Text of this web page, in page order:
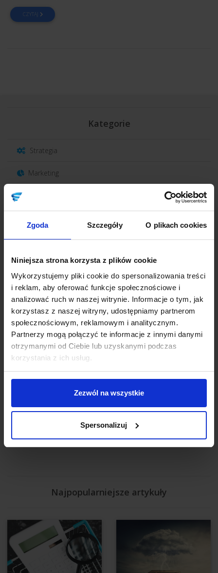
Zgoda Szczegóły O plikach cookies
Niniejsza strona korzysta z plików cookie
Wykorzystujemy pliki cookie do spersonalizowania treści
i reklam, aby oferować funkcje społecznościowe i
analizować ruch w naszej witrynie. Informacje o tym, jak
korzystasz z naszej witryny, udostępniamy partnerom
społecznościowym, reklamowym i analitycznym.
Partnerzy mogą połączyć te informacje z innymi danymi
otrzymanymi od Ciebie lub uzyskanymi podczas
korzystania z ich usług.
Zezwól na wszystkie
Spersonalizuj
CZYTAJ
Kategorie
Strategia
Marketing
Efektywność
Work-life balance
Zarządzanie zespołem
Rekrutacja
Prawo biznesu
Obowiązkowe lektury przedsiębiorcy
Nasi autorzy
Najpopularniejsze artykuły